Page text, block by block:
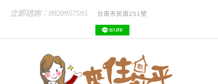
立即諮詢：0920957595 台南市民宿251號